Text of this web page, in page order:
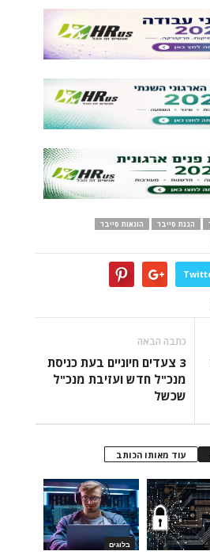
הגנת סייבר
הונאות סייבר
כתבה הבאה
3 צעדים חיוניים בעת כניסת
מנכ"ל חדש ועזיבת מנכ"ל
שכשל
עוד מאותו הכותב
בלוגים